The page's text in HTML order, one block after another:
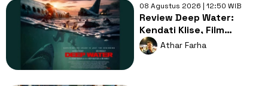
08 Agustus 2026 | 12:50 WIB
Review Deep Water:
Kendati Klise, Film
Serangan Hiu Selalu Seru
Ditonton!
Athar Farha